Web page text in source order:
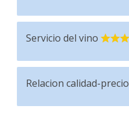
Servicio del vino
Relacion calidad-precio